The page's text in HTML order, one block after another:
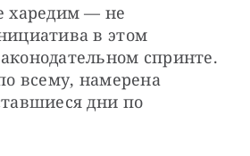
харедим — не
в этом
спринте.
всему, намерена
дни по